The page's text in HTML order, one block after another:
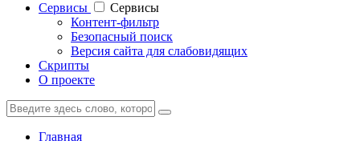
Cервисы
Cервисы
Контент-фильтр
Безопасный поиск
Версия сайта для слабовидящих
Скрипты
О проекте
Главная